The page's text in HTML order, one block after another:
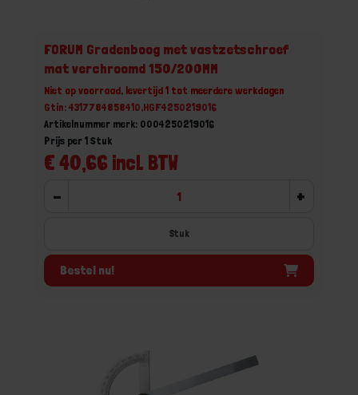
FORUM Gradenboog met vastzetschroef
mat verchroomd 150/200MM
Niet op voorraad, levertijd 1 tot meerdere werkdagen
Gtin: 4317784858410,HGF4250219016
Artikelnummer merk: 0004250219016
€ 40,66 incl. BTW
Prijs per 1 Stuk
- +
Stuk
Bestel nu!